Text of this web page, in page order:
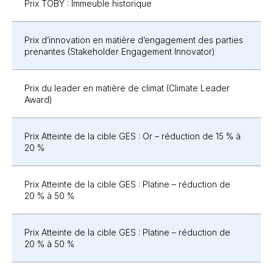
Prix TOBY : Immeuble historique
Prix d’innovation en matière d’engagement des parties
prenantes (Stakeholder Engagement Innovator)
Prix du leader en matière de climat (Climate Leader
Award)
Prix Atteinte de la cible GES : Or – réduction de 15 % à
20 %
Prix Atteinte de la cible GES : Platine – réduction de
20 % à 50 %
Prix Atteinte de la cible GES : Platine – réduction de
20 % à 50 %